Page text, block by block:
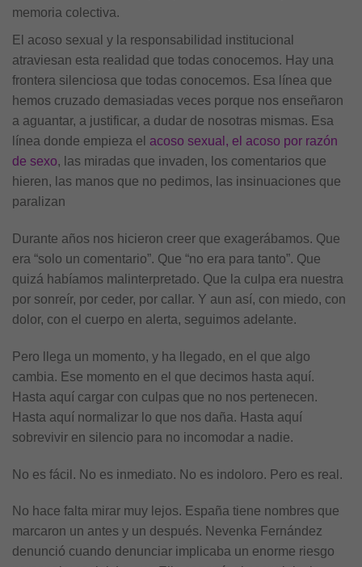
memoria colectiva.
El acoso sexual y la responsabilidad institucional
atraviesan esta realidad que todas conocemos. Hay una
frontera silenciosa que todas conocemos. Esa línea que
hemos cruzado demasiadas veces porque nos enseñaron
a aguantar, a justificar, a dudar de nosotras mismas. Esa
línea donde empieza el acoso sexual, el acoso por razón
de sexo, las miradas que invaden, los comentarios que
hieren, las manos que no pedimos, las insinuaciones que
paralizan
Durante años nos hicieron creer que exagerábamos. Que
era “solo un comentario”. Que “no era para tanto”. Que
quizá habíamos malinterpretado. Que la culpa era nuestra
por sonreír, por ceder, por callar. Y aun así, con miedo, con
dolor, con el cuerpo en alerta, seguimos adelante.
Pero llega un momento, y ha llegado, en el que algo
cambia. Ese momento en el que decimos hasta aquí.
Hasta aquí cargar con culpas que no nos pertenecen.
Hasta aquí normalizar lo que nos daña. Hasta aquí
sobrevivir en silencio para no incomodar a nadie.
No es fácil. No es inmediato. No es indoloro. Pero es real.
No hace falta mirar muy lejos. España tiene nombres que
marcaron un antes y un después. Nevenka Fernández
denunció cuando denunciar implicaba un enorme riesgo